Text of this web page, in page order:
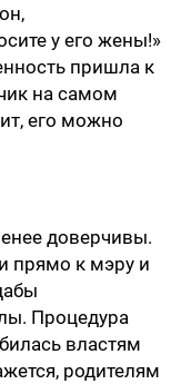
у его жены!»
пришла к
на самом
его можно
доверчивы.
прямо к мэру и
Процедура
властям
родителям